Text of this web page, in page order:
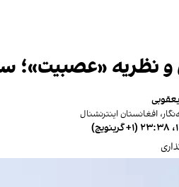
و نظریه «عصبیت»؛
افغانستان اینترنشنال